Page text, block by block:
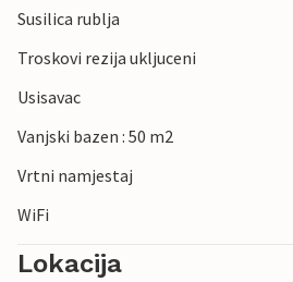
Susilica rublja
Troskovi rezija ukljuceni
Usisavac
Vanjski bazen : 50 m2
Vrtni namjestaj
WiFi
Lokacija